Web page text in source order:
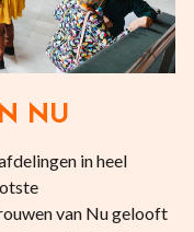
NU
in heel
van Nu gelooft